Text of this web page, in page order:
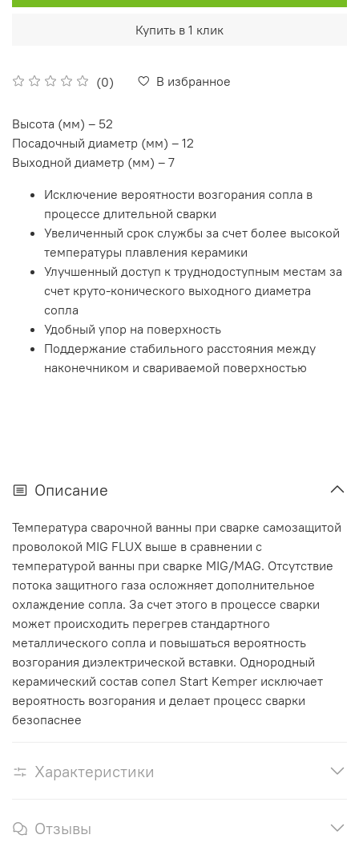
(0) В избранное
Купить в 1 клик
Высота (мм) – 52
Посадочный диаметр (мм) – 12
Выходной диаметр (мм) – 7
Исключение вероятности возгорания сопла в
процессе длительной сварки
Увеличенный срок службы за счет более высокой
температуры плавления керамики
Улучшенный доступ к труднодоступным местам за
счет круто-конического выходного диаметра
сопла
Удобный упор на поверхность
Поддержание стабильного расстояния между
наконечником и свариваемой поверхностью
Описание
Температура сварочной ванны при сварке самозащитой
проволокой MIG FLUX выше в сравнении с
температурой ванны при сварке MIG/MAG. Отсутствие
потока защитного газа осложняет дополнительное
охлаждение сопла. За счет этого в процессе сварки
может происходить перегрев стандартного
металлического сопла и повышаться вероятность
возгорания диэлектрической вставки. Однородный
керамический состав сопел Start Kemper исключает
вероятность возгорания и делает процесс сварки
безопаснее
Характеристики
Отзывы